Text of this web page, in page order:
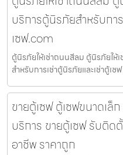
บริการตู้นิรภัยสำหรับกา
เซฟ.com
ตู้นิรภัยให้เช่าถนนสีลม ตู้นิรภัยให้
สำหรับการเช่าตู้นิรภัยและเช่าตู้เซ
ขายตู้เซฟ ตู้เซฟขนาดเ
บริการ ขายตู้เซฟ รับติ
อาชีพ ราคาถูก